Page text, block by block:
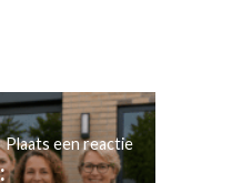
Plaats een reactie